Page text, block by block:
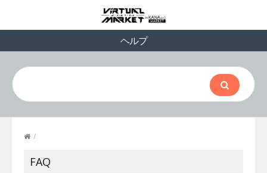
ヘルプ
/
FAQ